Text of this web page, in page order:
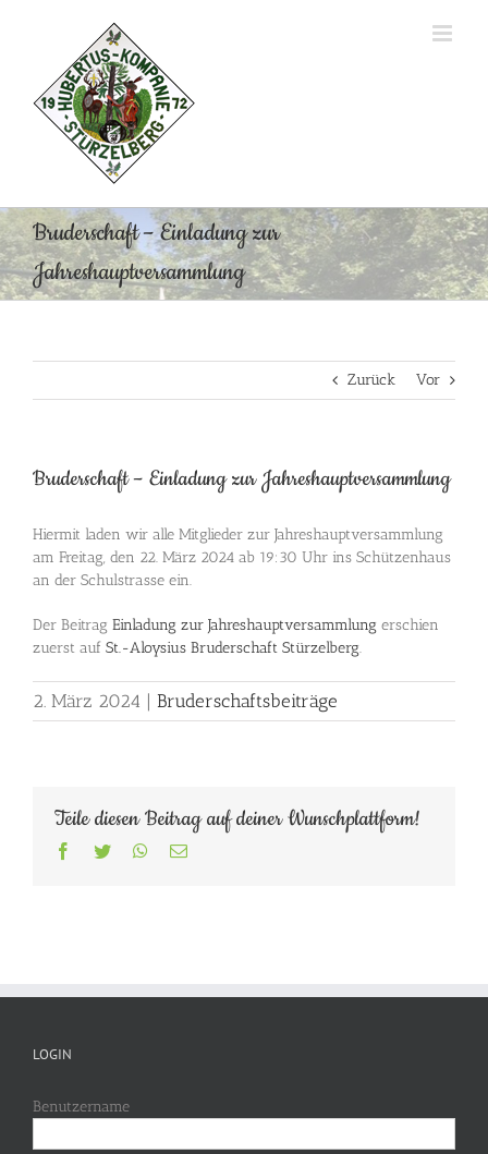
Bruderschaft – Einladung zur
Jahreshauptversammlung
Zurück Vor
Bruderschaft – Einladung zur Jahreshauptversammlung
Hiermit laden wir alle Mitglieder zur Jahreshauptversammlung
am Freitag, den 22. März 2024 ab 19:30 Uhr ins Schützenhaus
an der Schulstrasse ein.
Der Beitrag Einladung zur Jahreshauptversammlung erschien
zuerst auf St.-Aloysius Bruderschaft Stürzelberg.
2. März 2024 | Bruderschaftsbeiträge
Teile diesen Beitrag auf deiner Wunschplattform!
Facebook
Twitter WhatsApp
E-
LOGIN
Benutzername